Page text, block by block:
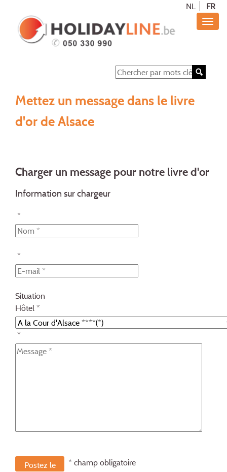
NL FR
Mettez un message dans le livre
d'or de Alsace
Charger un message pour notre livre d'or
Information sur chargeur
*
*
Situation
Hôtel *
*
Postez le
* champ obligatoire